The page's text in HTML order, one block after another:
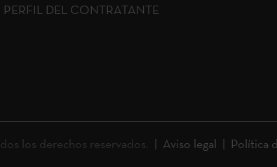
PERFIL DEL CONTRATANTE
los derechos reservados. Aviso legal Política